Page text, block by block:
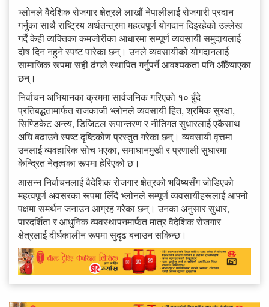
भ्लोनले वैदेशिक रोजगार क्षेत्रले लाखौं नेपालीलाई रोजगारी प्रदान
गर्नुका साथै राष्ट्रिय अर्थतन्त्रमा महत्वपूर्ण योगदान दिइरहेको उल्लेख
गर्दै केही व्यक्तिका कमजोरीका आधारमा सम्पूर्ण व्यवसायी समुदायलाई
दोष दिन नहुने स्पष्ट पारेका छन्। उनले व्यवसायीको योगदानलाई
सामाजिक रूपमा सही ढंगले स्थापित गर्नुपर्ने आवश्यकता पनि औँल्याएका
छन्।
निर्वाचन अभियानका क्रममा सार्वजनिक गरिएको १० बुँदे
प्रतिबद्धतामार्फत राजकाजी भ्लोनले व्यवसायी हित, श्रमिक सुरक्षा,
सिण्डिकेट अन्त्य, डिजिटल रूपान्तरण र नीतिगत सुधारलाई एकैसाथ
अघि बढाउने स्पष्ट दृष्टिकोण प्रस्तुत गरेका छन्। व्यवसायी वृत्तमा
उनलाई व्यवहारिक सोच भएका, समाधानमुखी र प्रणाली सुधारमा
केन्द्रित नेतृत्वका रूपमा हेरिएको छ।
आसन्न निर्वाचनलाई वैदेशिक रोजगार क्षेत्रको भविष्यसँग जोडिएको
महत्वपूर्ण अवसरका रूपमा लिँदै भ्लोनले सम्पूर्ण व्यवसायीहरूलाई आफ्नो
पक्षमा समर्थन जनाउन आग्रह गरेका छन्। उनका अनुसार सुधार,
पारदर्शिता र आधुनिक व्यवस्थापनमार्फत मात्र वैदेशिक रोजगार
क्षेत्रलाई दीर्घकालीन रूपमा सुदृढ बनाउन सकिन्छ।